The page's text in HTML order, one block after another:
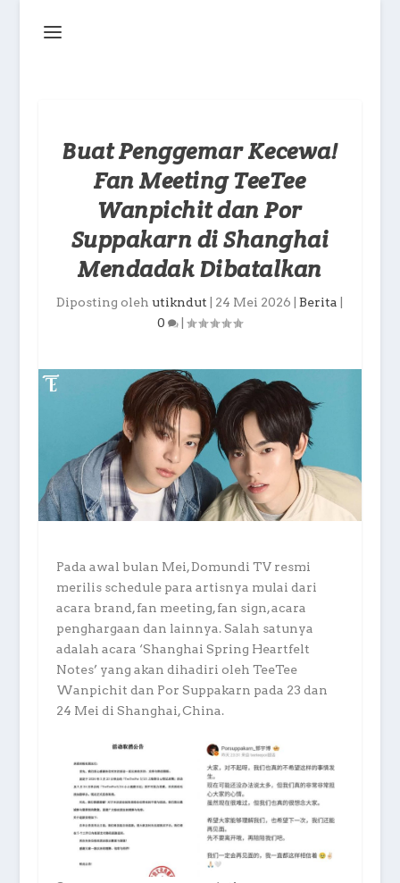
Buat Penggemar Kecewa!
Fan Meeting TeeTee
Wanpichit dan Por
Suppakarn di Shanghai
Mendadak Dibatalkan
Diposting olehutikndut 24 Mei 2026 |Berita
0
|
Pada awal bulan Mei, Domundi TV resmi
merilis schedule para artisnya mulai dari
acara brand, fan meeting, fan sign, acara
penghargaan dan lainnya. Salah satunya
adalah acara ‘Shanghai Spring Heartfelt
Notes’ yang akan dihadiri oleh TeeTee
Wanpichit dan Por Suppakarn pada 23 dan
24 Mei di Shanghai, China.